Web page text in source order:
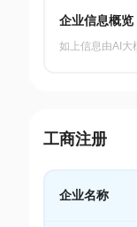
企业信息概览
如上信息由AI大
工商注册
企业名称